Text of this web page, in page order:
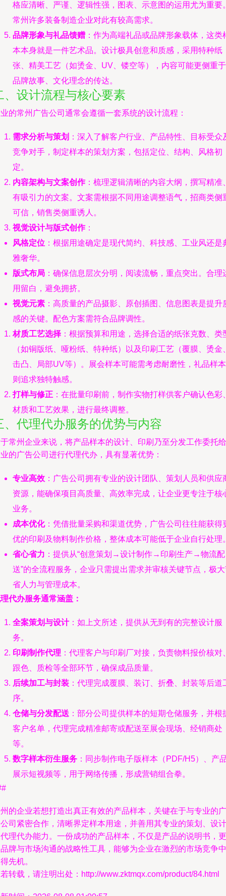
格应清晰、严谨、逻辑性强，图表、示意图的运用尤为重要
常州许多装备制造企业对此有较高需求。
品牌形象与礼品馈赠 ：作为高端礼品或品牌形象载体，这类
本本身就是一件艺术品。设计极具创意和质感，采用特种纸
张、精美工艺（如烫金、UV、镂空等），内容可能更侧重于
品牌故事、文化理念的传达。
、设计流程与核心要素
的常州广告公司通常会遵循一套系统的设计流程：
需求分析与策划 ：深入了解客户行业、产品特性、目标受众
竞争对手，制定样本的策划方案，包括定位、结构、风格初
定。
内容架构与文案创作：梳理逻辑清晰的内容大纲，撰写精准
有吸引力的文案。文案需根据不同用途调整语气，招商类侧
可信，销售类侧重诱人。
视觉设计与版式创作：
风格定位 ：根据用途确定是现代简约、科技感、工业风还是
雅奢华。
版式布局 ：确保信息层次分明，阅读流畅，重点突出。合理
用留白，避免拥挤。
视觉元素 ：高质量的产品摄影、原创插图、信息图表是提升
感的关键。配色方案需符合品牌调性。
材质工艺选择 ：根据预算和用途，选择合适的纸张克数、类
（如铜版纸、哑粉纸、特种纸）以及印刷工艺（覆膜、烫金
击凸、局部UV等）。展会样本可能需考虑耐磨性，礼品样本
则追求独特触感。
打样与修正 ：在批量印刷前，制作实物打样供客户确认色彩
材质和工艺效果，进行最终调整。
、代理代办服务的优势与内容
常州企业来说，将产品样本的设计、印刷乃至分发工作委托给
的广告公司进行代理代办，具有显著优势：
专业高效 ：广告公司拥有专业的设计团队、策划人员和供应
资源，能确保项目高质量、高效率完成，让企业更专注于核
业务。
成本优化：凭借批量采购和渠道优势，广告公司往往能获得
优的印刷及物料制作价格，整体成本可能低于企业自行处理
省心省力 ：提供从“创意策划→设计制作→印刷生产→物流配
送”的全流程服务，企业只需提出需求并审核关键节点，极
省人力与管理成本。
代办服务通常涵盖：
全案策划与设计：如上文所述，提供从无到有的完整设计服
务。
印刷制作代理 ：代理客户与印刷厂对接，负责物料报价核对
跟色、质检等全部环节，确保成品质量。
后续加工与封装 ：代理完成覆膜、装订、折叠、封装等后道
序。
仓储与分发配送 ：部分公司提供样本的短期仓储服务，并根
客户名单，代理完成精准邮寄或配送至展会现场、经销商处
等。
数字样本衍生服务 ：同步制作电子版样本（PDF/H5）、产
展示短视频等，用于网络传播，形成营销组合拳。
的企业若想打造出真正有效的产品样本，关键在于与专业的广
司紧密合作，清晰界定样本用途，并善用其专业的策划、设计
理代办能力。一份成功的产品样本，不仅是产品的说明书，更
牌与市场沟通的战略性工具，能够为企业在激烈的市场竞争中
先机。
转载，请注明出处：http://www.zktmqx.com/product/84.html